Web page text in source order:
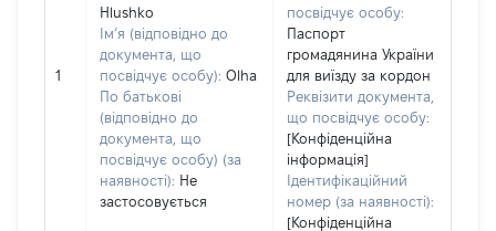
1
Hlushko
Ім’я (відповідно до
документа, що
посвідчує особу): Olha
По батькові
(відповідно до
документа, що
посвідчує особу) (за
наявності): Не
застосовується
посвідчує особу:
Паспорт
громадянина України
для виїзду за кордон
Реквізити документа,
що посвідчує особу:
[Конфіденційна
інформація]
Ідентифікаційний
номер (за наявності):
[Конфіденційна